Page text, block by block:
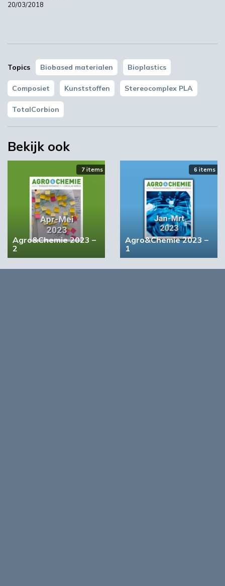
'Stoken biomassa schaadt gezondheid'
Meest gelezen
YPACK project gestart in Spanje
03:10
20/03/2018
Topics Biobased materialen Bioplastics
Composiet Kunststoffen Stereocomplex PLA
TotalCorbion
Bekijk ook
7 items
Agro&Chemie 2023 –
2
6 items
Agro&Chemie 2023 –
1